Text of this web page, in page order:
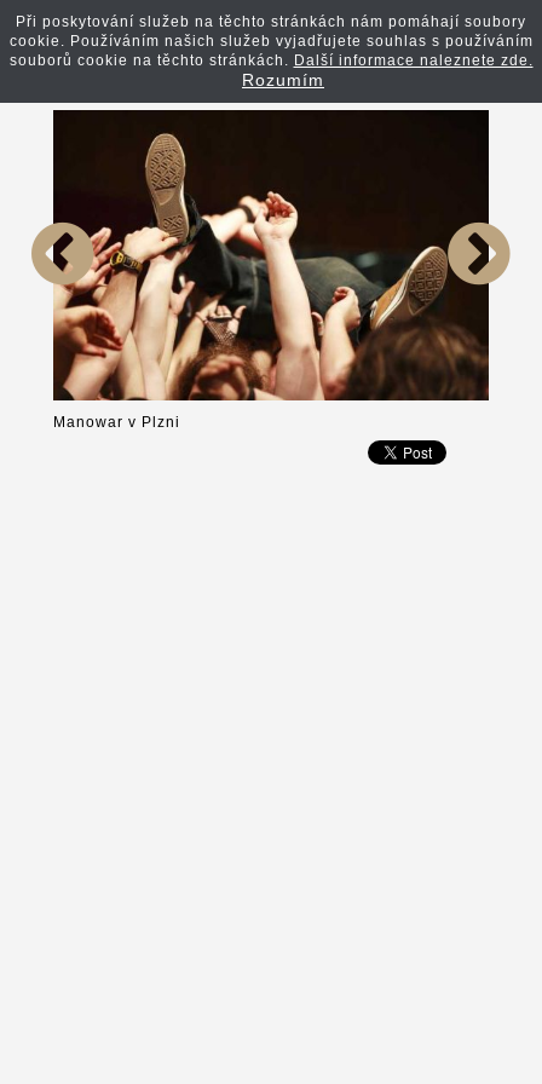
Zpět na článek
Manowar v Plzni
Při poskytování služeb na těchto stránkách nám pomáhají soubory
cookie. Používáním našich služeb vyjadřujete souhlas s používáním
souborů cookie na těchto stránkách. Další informace naleznete zde.
Rozumím